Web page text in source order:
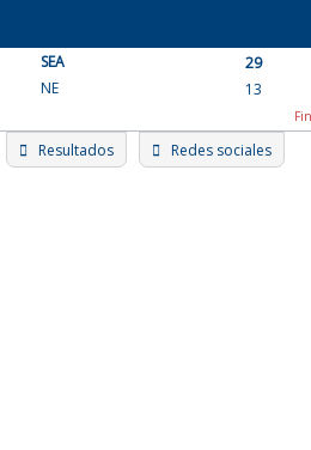
content
SEA
29
NE
13
Resultados Redes sociales